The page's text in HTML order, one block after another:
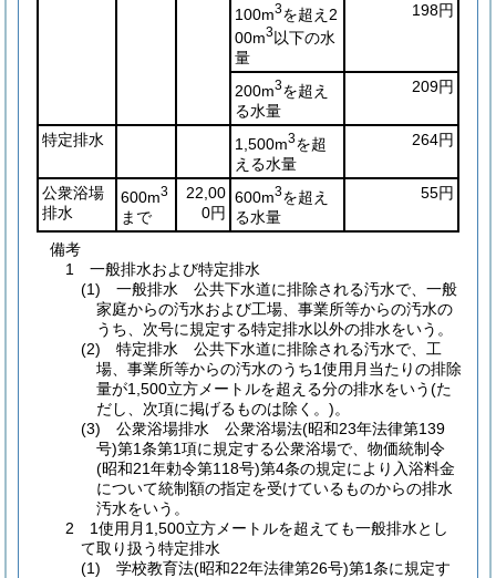
100m3を超え2
00m3以下の水
量
198円
200m3を超え
る水量
209円
特定排水 1,500m3を超
える水量
264円
公衆浴場
排水
600m3
まで
22,00
0円
600m3を超え
る水量
55円
備考
1 一般排水および特定排水
(1) 一般排水 公共下水道に排除される汚水で、一般
家庭からの汚水および工場、事業所等からの汚水の
うち、次号に規定する特定排水以外の排水をいう。
(2) 特定排水 公共下水道に排除される汚水で、工
場、事業所等からの汚水のうち1使用月当たりの排除
量が1,500立方メートルを超える分の排水をいう(た
だし、次項に掲げるものは除く。)。
(3) 公衆浴場排水 公衆浴場法(昭和23年法律第139
号)第1条第1項に規定する公衆浴場で、物価統制令
(昭和21年勅令第118号)第4条の規定により入浴料金
について統制額の指定を受けているものからの排水
汚水をいう。
2 1使用月1,500立方メートルを超えても一般排水とし
て取り扱う特定排水
(1) 学校教育法(昭和22年法律第26号)第1条に規定す